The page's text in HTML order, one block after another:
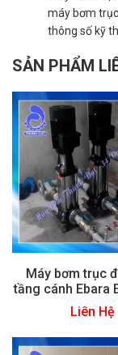
máy bơm
thông số kỹ
SẢN PHẨM
Máy bơm trục
tầng cánh Ebara
Liên Hệ